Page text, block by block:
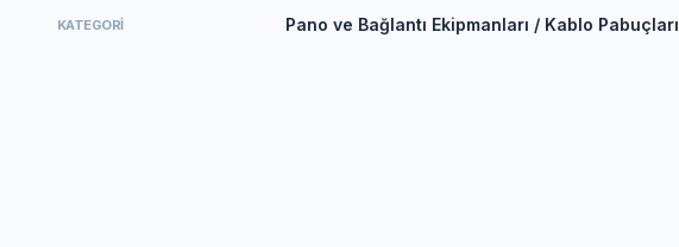
KATEGORI Pano ve Bağlantı Ekipmanları / Kablo Pabuçları